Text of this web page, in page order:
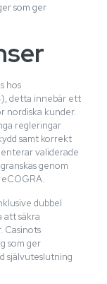
som ger
hos
detta innebär ett
nordiska kunder.
regleringar
samt korrekt
validerade
genom
dubbel
att säkra
Casinots
som ger
självuteslutning